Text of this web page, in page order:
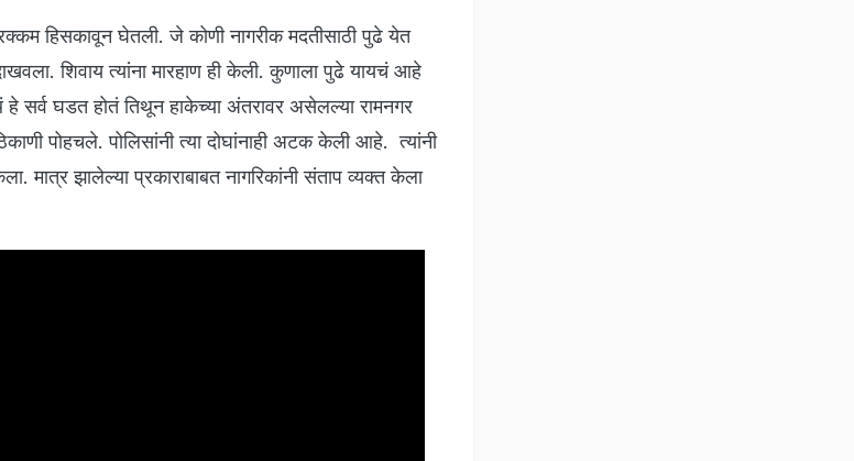
हिसकावून घेतली. जे कोणी नागरीक मदतीसाठी पुढे येत
शिवाय त्यांना मारहाण ही केली. कुणाला पुढे यायचं आहे
सर्व घडत होतं तिथून हाकेच्या अंतरावर असेलल्या रामनगर
पोहचले. पोलिसांनी त्या दोघांनाही अटक केली आहे. त्यांनी
झालेल्या प्रकाराबाबत नागरिकांनी संताप व्यक्त केला